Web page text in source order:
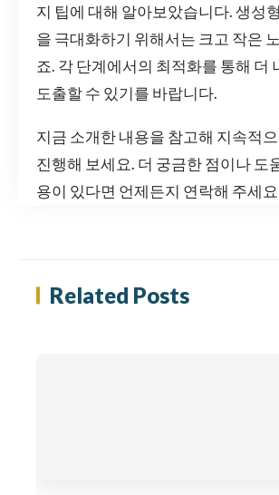
지 팁에 대해 알아보았습니다. 생성
을 극대화하기 위해서는 크고 작은
죠. 각 단계에서의 최적화를 통해 더
도출할 수 있기를 바랍니다.
지금 소개한 내용을 참고해 지속적
진행해 보세요. 더 궁금한 점이나 도
용이 있다면 언제든지 연락해 주세
Related Posts